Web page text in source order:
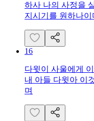
하사 나의 사정을
지시기를 원하나이
16
다윗이 사울에게
내 아들 다윗아 이
며